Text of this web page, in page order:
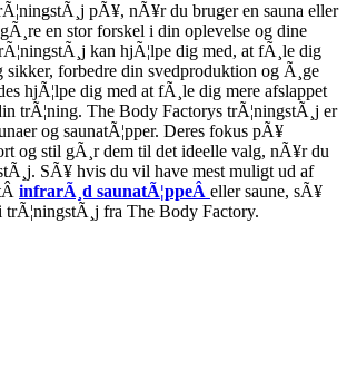
pÃ¥, nÃ¥r du bruger en sauna eller
en stor forskel i din oplevelse og dine
kan hjÃ¦lpe dig med, at fÃ¸le dig
sikker, forbedre din svedproduktion og Ã¸ge
hjÃ¦lpe dig med at fÃ¸le dig mere afslappet
trÃ¦ning. The Body Factorys trÃ¦ningstÃ¸j er
og saunatÃ¦pper. Deres fokus pÃ¥
og stil gÃ¸r dem til det ideelle valg, nÃ¥r du
SÃ¥ hvis du vil have mest muligt ud af
infrarÃ¸d saunatÃ¦ppeÂ eller saune, sÃ¥
trÃ¦ningstÃ¸j fra The Body Factory.